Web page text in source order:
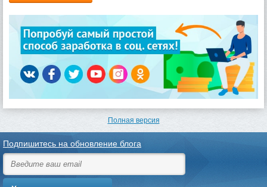
Полная версия
Подпишитесь на обновление блога